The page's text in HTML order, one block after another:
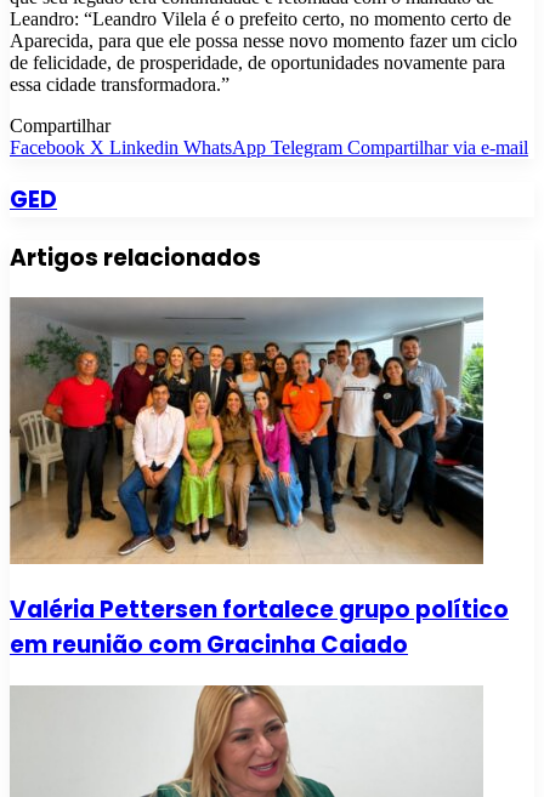
Leandro: “Leandro Vilela é o prefeito certo, no momento certo de
Aparecida, para que ele possa nesse novo momento fazer um ciclo
de felicidade, de prosperidade, de oportunidades novamente para
essa cidade transformadora.”
Compartilhar
Facebook X Linkedin WhatsApp Telegram Compartilhar via e-mail
GED
Artigos relacionados
Valéria Pettersen fortalece grupo político
em reunião com Gracinha Caiado